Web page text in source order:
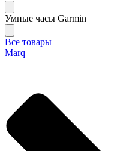
Умные часы Garmin
Все товары
Marq